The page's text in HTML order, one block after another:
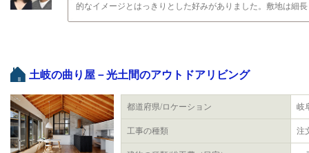
的なイメージとはっきりとした好みがありました。敷地は細
土岐の曲り屋－光土間のアウトドアリビング
都道府県/ロケーション 岐
工事の種類 注